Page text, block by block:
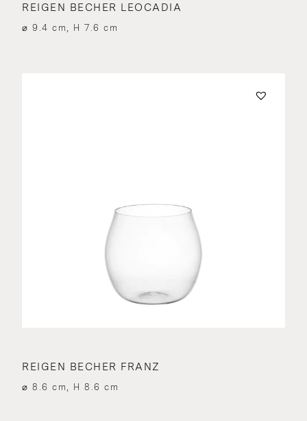
REIGEN BECHER LEOCADIA
⌀ 9.4 cm, H 7.6 cm
REIGEN BECHER FRANZ
⌀ 8.6 cm, H 8.6 cm